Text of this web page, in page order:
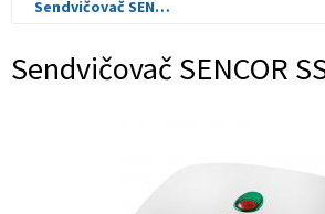
Sendvičovač SENCOR SSM 3100
Sendvičovač SENCOR